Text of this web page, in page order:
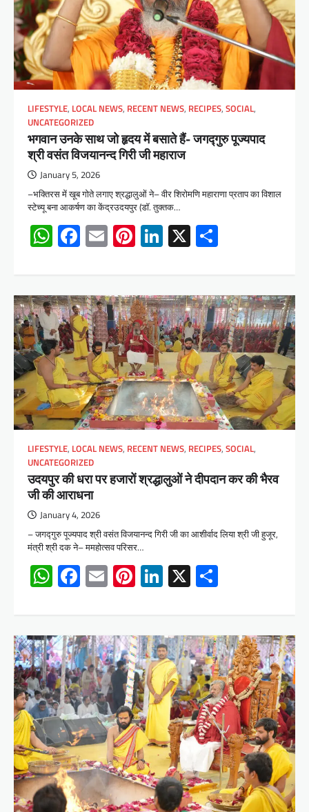
LIFESTYLE, LOCAL NEWS, RECENT NEWS, RECIPES, SOCIAL,
UNCATEGORIZED
भगवान उनके साथ जो हृदय में बसाते हैं- जगद्गुरु पूज्यपाद
श्री वसंत विजयानन्द गिरी जी महाराज
January 5, 2026
–भक्तिरस में खूब गोते लगाए श्रद्धालुओं ने– वीर शिरोमणि महाराणा प्रताप का विशाल
स्टेच्यू बना आकर्षण का केंद्रउदयपुर (डॉ. तुक्तक…
WhatsApp
Facebook
EmailPinterest
LinkedIn
X
LIFESTYLE, LOCAL NEWS, RECENT NEWS, RECIPES, SOCIAL,
UNCATEGORIZED
उदयपुर की धरा पर हजारों श्रद्धालुओं ने दीपदान कर की भैरव
जी की आराधना
January 4, 2026
– जगद्गुरु पूज्यपाद श्री वसंत विजयानन्द गिरी जी का आशीर्वाद लिया श्री जी हुजूर,
मंत्री श्री दक ने– ममहोत्सव परिसर…
WhatsApp
Facebook
EmailPinterest
LinkedIn
X